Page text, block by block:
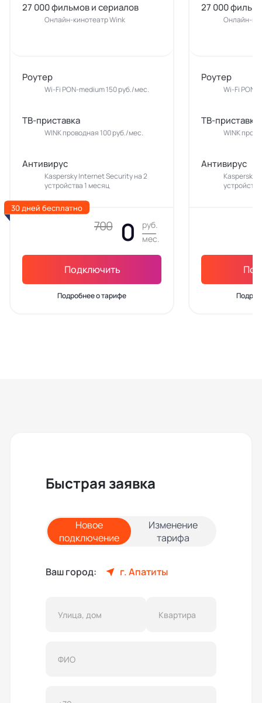
27 000 фильмов и сериалов
Онлайн-кинотеатр Wink
Роутер
Wi-Fi PON-medium 150 руб./мес.
ТВ-приставка
WINK проводная 100 руб./мес.
Антивирус
Kaspersky Internet Security на 2
устройства 1 месяц
700 0
руб.
мес.
Подключить
Подробнее о тарифе
30 дней бесплатно
27 000
Онлайн-
Роутер
Wi-Fi PON-
ТВ-приставка
WINK
Антивирус
Kaspersky
Быстрая заявка
Новое
подключение
Изменение
тарифа
Ваш город: г. Апатиты